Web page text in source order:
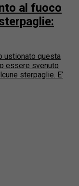
al fuoco
ustionato questa
essere svenuto
sterpaglie. E’